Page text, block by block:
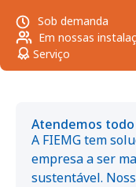
Sob demanda
Em nossas
Serviço
Atendemos
A FIEMG tem
empresa a ser
sustentável.